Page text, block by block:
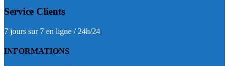
Service Clients
7 jours sur 7 en ligne / 24h/24
INFORMATIONS